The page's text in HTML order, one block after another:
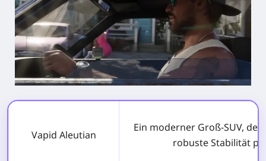
Vapid Aleutian
Ein moderner Groß-SUV,
robuste Stabilität